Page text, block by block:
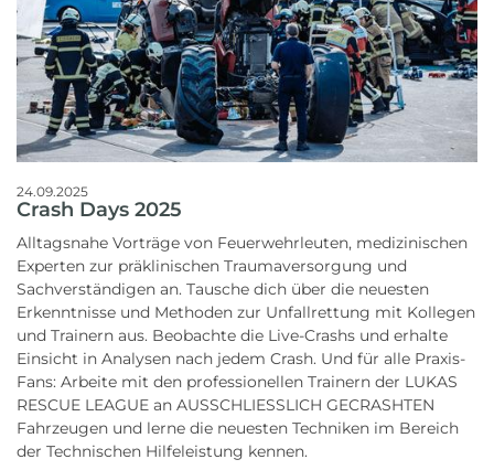
24.09.2025
Crash Days 2025
Alltagsnahe Vorträge von Feuerwehrleuten, medizinischen
Experten zur präklinischen Traumaversorgung und
Sachverständigen an. Tausche dich über die neuesten
Erkenntnisse und Methoden zur Unfallrettung mit Kollegen
und Trainern aus. Beobachte die Live-Crashs und erhalte
Einsicht in Analysen nach jedem Crash. Und für alle Praxis-
Fans: Arbeite mit den professionellen Trainern der LUKAS
RESCUE LEAGUE an AUSSCHLIESSLICH GECRASHTEN
Fahrzeugen und lerne die neuesten Techniken im Bereich
der Technischen Hilfeleistung kennen.